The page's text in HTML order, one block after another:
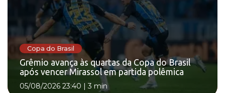
Copa do Brasil
Grêmio avança às quartas da Copa do Brasil
após vencer Mirassol em partida polêmica
05/08/2026 23:40 |3 min